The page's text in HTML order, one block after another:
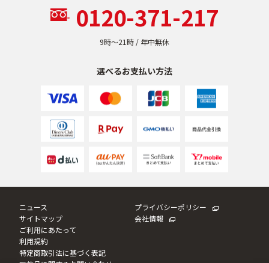
0120-371-217
9時〜21時 / 年中無休
選べるお支払い方法
ニュース
サイトマップ
ご利用にあたって
利用規約
特定商取引法に基づく表記
プライバシーポリシー
会社情報